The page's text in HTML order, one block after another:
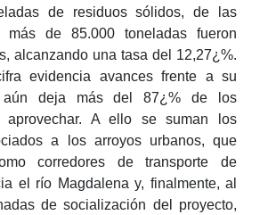
de residuos sólidos, de las
más de 85.000 toneladas fueron
alcanzando una tasa del 12,27¿%.
evidencia avances frente a su
aún deja más del 87¿% de los
aprovechar. A ello se suman los
a los arroyos urbanos, que
corredores de transporte de
el río Magdalena y, finalmente, al
de socialización del proyecto,